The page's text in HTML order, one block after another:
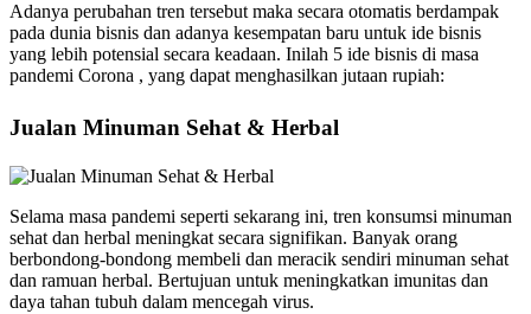
Adanya perubahan tren tersebut maka secara otomatis berdampak
pada dunia bisnis dan adanya kesempatan baru untuk ide bisnis
yang lebih potensial secara keadaan. Inilah 5 ide bisnis di masa
pandemi Corona , yang dapat menghasilkan jutaan rupiah:
Jualan Minuman Sehat & Herbal
Selama masa pandemi seperti sekarang ini, tren konsumsi minuman
sehat dan herbal meningkat secara signifikan. Banyak orang
berbondong-bondong membeli dan meracik sendiri minuman sehat
dan ramuan herbal. Bertujuan untuk meningkatkan imunitas dan
daya tahan tubuh dalam mencegah virus.